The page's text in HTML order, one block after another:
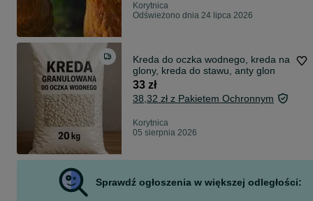
Korytnica
Odświeżono dnia 24 lipca 2026
Kreda do oczka wodnego, kreda na
glony, kreda do stawu, anty glon
33 zł
38,32 zł z Pakietem Ochronnym
Korytnica
05 sierpnia 2026
Sprawdź ogłoszenia w większej odległości: